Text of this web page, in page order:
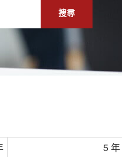
搜尋
5 年